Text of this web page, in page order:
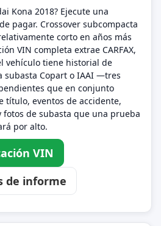
Kona 2018? Ejecute una
pagar. Crossover subcompacta
corto en años más
VIN completa extrae CARFAX,
vehículo tiene historial de
subasta Copart o IAAI —tres
que en conjunto
título, eventos de accidente,
fotos de subasta que una prueba
por alto.
VIN
de informe